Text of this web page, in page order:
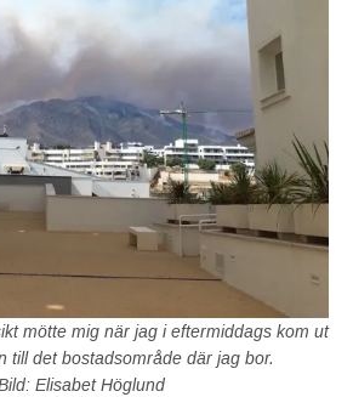
mötte mig när jag i eftermiddags kom ut
till det bostadsområde där jag bor.
Elisabet Höglund